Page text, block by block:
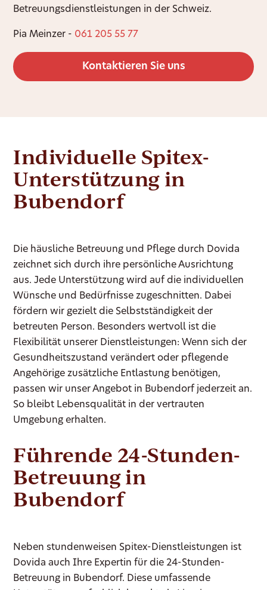
Betreuungsdienstleistungen in der Schweiz.
Pia Meinzer - 061 205 55 77
Kontaktieren Sie uns
Individuelle Spitex-
Unterstützung in
Bubendorf
Die häusliche Betreuung und Pflege durch Dovida
zeichnet sich durch ihre persönliche Ausrichtung
aus. Jede Unterstützung wird auf die individuellen
Wünsche und Bedürfnisse zugeschnitten. Dabei
fördern wir gezielt die Selbstständigkeit der
betreuten Person. Besonders wertvoll ist die
Flexibilität unserer Dienstleistungen: Wenn sich der
Gesundheitszustand verändert oder pflegende
Angehörige zusätzliche Entlastung benötigen,
passen wir unser Angebot in Bubendorf jederzeit an.
So bleibt Lebensqualität in der vertrauten
Umgebung erhalten.
Führende 24-Stunden-
Betreuung in
Bubendorf
Neben stundenweisen Spitex-Dienstleistungen ist
Dovida auch Ihre Expertin für die 24-Stunden-
Betreuung in Bubendorf. Diese umfassende